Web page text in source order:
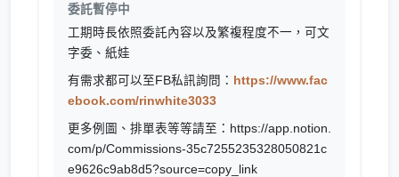
委託暫停中
工期時長依照委託內容以及繁複程度不一，可文
字委、紙娃
有需求都可以至FB私訊詢問： https://www.fac
ebook.com/rinwhite3033
更多例圖、排單表等等請至：https://app.notion.
com/p/Commissions-35c7255235328050821c
e9626c9ab8d5?source=copy_link